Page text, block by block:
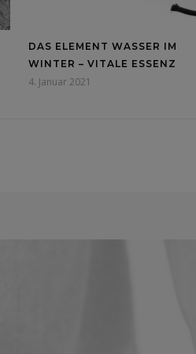
DAS ELEMENT WASSER IM
WINTER – VITALE ESSENZ
4. Januar 2021